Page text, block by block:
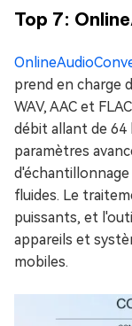
Top 7:
prend en charge
WAV, AAC et
débit allant de 64
paramètres
fluides. Le
puissants, et
appareils et
mobiles.